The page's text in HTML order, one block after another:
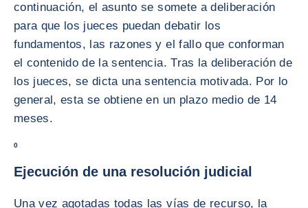
continuación, el asunto se somete a deliberación
para que los jueces puedan debatir los
fundamentos, las razones y el fallo que conforman
el contenido de la sentencia. Tras la deliberación de
los jueces, se dicta una sentencia motivada. Por lo
general, esta se obtiene en un plazo medio de 14
meses.
0
Ejecución de una resolución judicial
Una vez agotadas todas las vías de recurso, la